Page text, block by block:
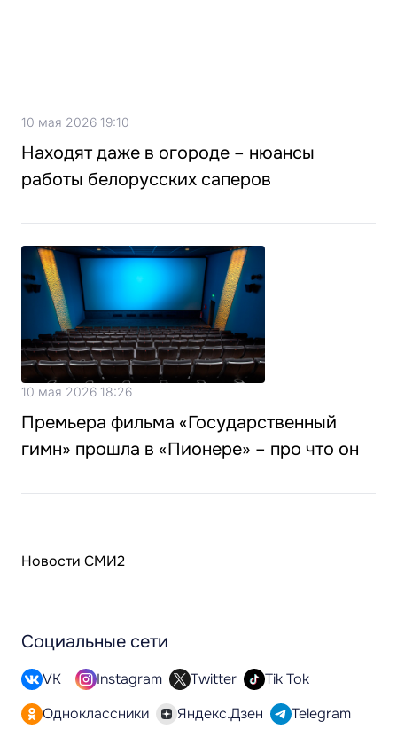
10 мая 2026 19:10
Находят даже в огороде – нюансы
работы белорусских саперов
10 мая 2026 18:26
Премьера фильма «Государственный
гимн» прошла в «Пионере» – про что он
Новости СМИ2
Социальные сети
VK Instagram Twitter
Tik Tok
Одноклассники
Яндекс.Дзен
Telegram